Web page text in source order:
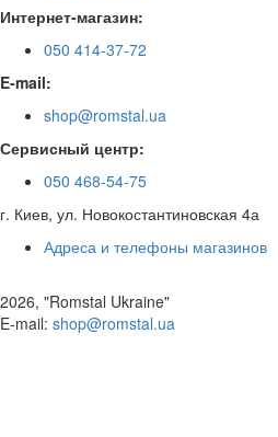
Интернет-магазин:
050 414-37-72
E-mail:
shop@romstal.ua
Сервисный центр:
050 468-54-75
г. Киев, ул. Новокостантиновская 4а
Адреса и телефоны магазинов
2026, "Romstal Ukraine"
​E-mail: shop@romstal.ua